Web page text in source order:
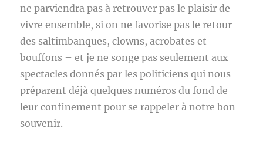
ne parviendra pas à retrouver pas le plaisir de
vivre ensemble, si on ne favorise pas le retour
des saltimbanques, clowns, acrobates et
bouffons – et je ne songe pas seulement aux
spectacles donnés par les politiciens qui nous
préparent déjà quelques numéros du fond de
leur confinement pour se rappeler à notre bon
souvenir.